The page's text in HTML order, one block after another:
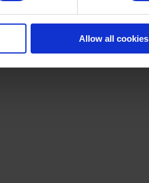
Allow all cookies